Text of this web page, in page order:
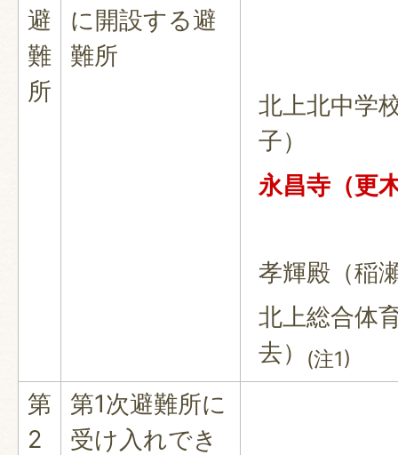
避
難
所
に開設する避
難所
北上北中学
子）
永昌寺（更
孝輝殿（稲
北上総合体
去）
(注1)
第
2
第1次避難所に
受け入れでき